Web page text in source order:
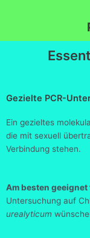
Gezielte PCR-
Ein gezieltes
die mit sexuell
Verbindung stehen.
Am besten geeignet
Untersuchung auf
urealyticum